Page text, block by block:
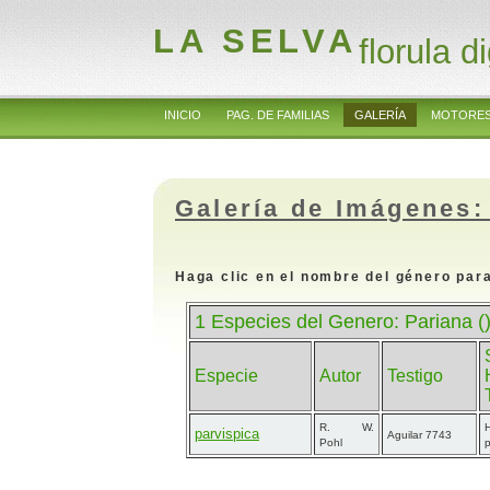
LA SELVAflorula
INICIO PAG. DE FAMILIAS GALERÍA
Galería de
Haga clic en el nombre del género
1 Especies del Genero: Pariana ()
Especie Autor Testigo
parvispica
R. W.
Pohl
Aguilar 7743